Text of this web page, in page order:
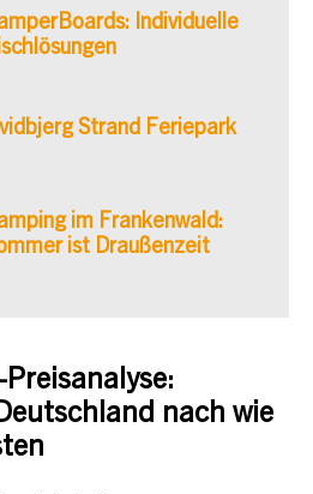
Individuelle
Strand Feriepark
im Frankenwald:
ist Draußenzeit
nach wie